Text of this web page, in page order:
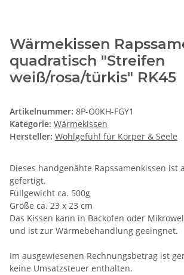
Wärmekissen
quadratisch "Streifen
weiß/rosa/türkis" RK45
Artikelnummer: 8P-O0KH-FGY1
Kategorie: Wärmekissen
Hersteller: Wohlgefühl für Körper & Seele
Dieses handgenähte Rapssamenkissen ist
gefertigt.
Füllgewicht ca. 500g
Größe ca. 23 x 23 cm
Das Kissen kann in Backofen oder
und ist zur Wärmebehandlung geeingnet.
Im ausgewiesenen Rechnungsbetrag ist
keine Umsatzsteuer enthalten.